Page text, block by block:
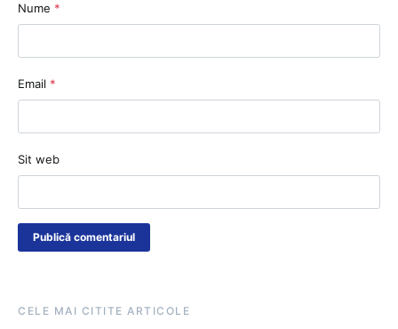
Nume *
Email *
Sit web
CELE MAI CITITE ARTICOLE